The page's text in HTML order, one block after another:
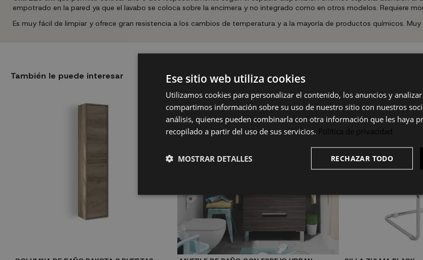
empotrado en la pared ya que el lavabo se coloca sobre la encimera y no integrado como en otros modelos. Requiere
Es muy fácil de limpiar y ofrece gran resistencia a los cambios de temperatura y a la mayoría de productos químicos. Muy
También le puede interesar Ese sitio web utiliza cookies
Utilizamos cookies para personalizar el contenido, los anuncios y
compartimos información sobre su uso de nuestro sitio con nuestros
análisis, quienes pueden combinarla con otra información que les haya
recopilado a partir del uso de sus servicios. Política de privacidad
RECHAZAR TODO
MOSTRAR DETALLES